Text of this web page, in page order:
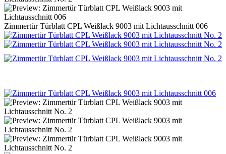
Zimmertür Türblatt CPL Weißlack 9003 mit Lichtausschnitt 006